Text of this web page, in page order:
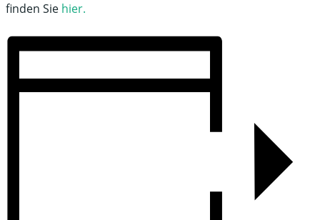
finden Sie hier.